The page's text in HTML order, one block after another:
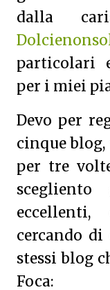
dalla
particolari
per i miei
Devo per
cinque
per tre
cercando
stessi blog
Foca: